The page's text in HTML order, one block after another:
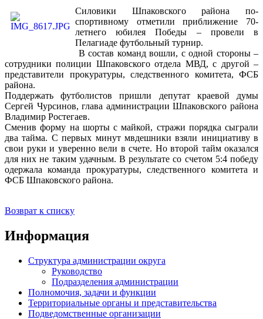
Силовики Шпаковского района по-
спортивному отметили приближение 70-
летнего юбилея Победы – провели в
Пелагиаде футбольный турнир.
В состав команд вошли, с одной стороны –
сотрудники полиции Шпаковского отдела МВД, с другой –
представители прокуратуры, следственного комитета, ФСБ
района.
Поддержать футболистов пришли депутат краевой думы
Сергей Чурсинов, глава администрации Шпаковского района
Владимир Ростегаев.
Сменив форму на шорты с майкой, стражи порядка сыграли
два тайма. С первых минут мвдешники взяли инициативу в
свои руки и уверенно вели в счете. Но второй тайм оказался
для них не таким удачным. В результате со счетом 5:4 победу
одержала команда прокуратуры, следственного комитета и
ФСБ Шпаковского района.
Возврат к списку
Информация
Структура администрации округа
Руководство
Подразделения администрации
Полномочия, задачи и функции
Территориальные органы и представительства
Подведомственные организации